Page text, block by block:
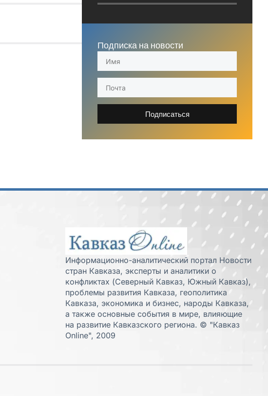
Подписка на новости
Подписаться
Информационно-аналитический портал Новости
стран Кавказа, эксперты и аналитики о
конфликтах (Северный Кавказ, Южный Кавказ),
проблемы развития Кавказа, геополитика
Кавказа, экономика и бизнес, народы Кавказа,
а также основные события в мире, влияющие
на развитие Кавказского региона. © "Кавказ
Online", 2009